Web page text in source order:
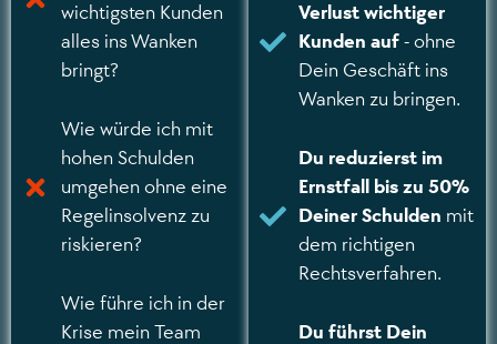
wichtigsten Kunden
alles ins Wanken
bringt?
Wie würde ich mit
hohen Schulden
umgehen ohne eine
Regelinsolvenz zu
riskieren?
Wie führe ich in der
Krise mein Team
Verlust wichtiger
Kunden auf- ohne
Dein Geschäft ins
Wanken zu bringen.
Du reduzierst im
Ernstfall bis zu 50%
Deiner Schulden mit
dem richtigen
Rechtsverfahren.
Du führst Dein